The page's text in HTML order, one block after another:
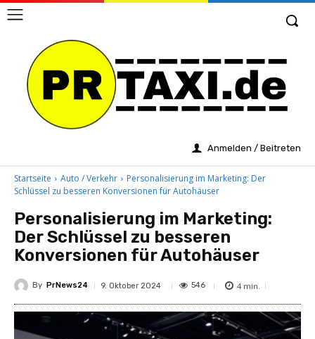
Anmelden / Beitreten
Startseite Auto / Verkehr
Personalisierung im Marketing: Der
Schlüssel zu besseren Konversionen für Autohäuser
Personalisierung im Marketing:
Der Schlüssel zu besseren
Konversionen für Autohäuser
By PrNews24 9. Oktober 2024 546 4 min.